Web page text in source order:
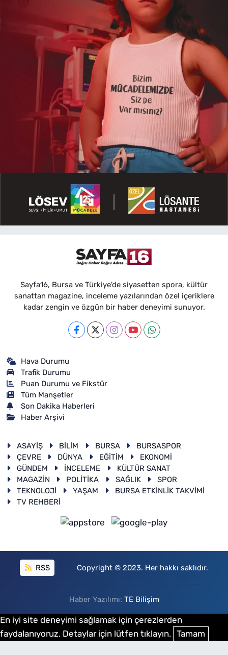
Sayfa16, Bursa ve Türkiye'de siyasetten spora, kültür
sanattan magazine, inceleme yazılarından özel içeriklere
kadar zengin ve özgün bir haber deneyimi sunuyor.
Hava Durumu
Trafik Durumu
Puan Durumu ve Fikstür
Tüm Manşetler
Son Dakika Haberleri
Haber Arşivi
ASAYİŞ BİLİM BURSA
BURSASPOR
ÇEVRE
DÜNYA EĞİTİM
EKONOMİ
GÜNDEM
İNCELEME
KÜLTÜR SANAT
MAGAZİN
POLİTİKA SAĞLIK
SPOR
TEKNOLOJİ
YAŞAM
BURSA ETKİNLİK TAKVİMİ
TV REHBERİ
RSS Copyright © 2023. Her hakkı saklıdır.
Haber Yazılımı: TE Bilişim
En iyi site deneyimi sağlamak için çerezlerden
faydalanıyoruz. Detaylar için lütfen tıklayın. Tamam